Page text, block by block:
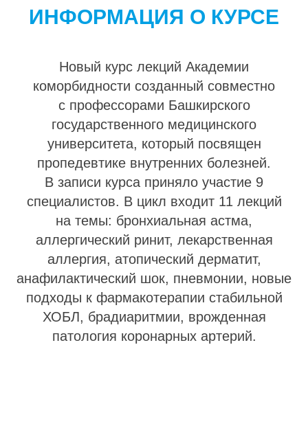
ИНФОРМАЦИЯ О КУРСЕ
Новый курс лекций Академии
коморбидности созданный совместно
с профессорами Башкирского
государственного медицинского
университета, который посвящен
пропедевтике внутренних болезней.
В записи курса приняло участие 9
специалистов. В цикл входит 11 лекций
на темы: бронхиальная астма,
аллергический ринит, лекарственная
аллергия, атопический дерматит,
анафилактический шок, пневмонии, новые
подходы к фармакотерапии стабильной
ХОБЛ, брадиаритмии, врожденная
патология коронарных артерий.